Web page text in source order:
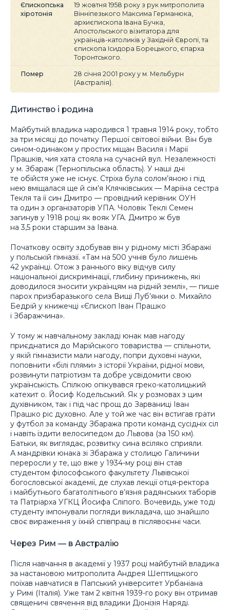
Єпископська
хіротонія
19 жовтня 1958 року з рук митрополита
Вінніпезького Максима Германюка,
архиєпископа Івана Бучка,
Апостольського візитатора для
українців-католиків у Західній Європі, та
єпископа Ісидора Борецького, єпарха
Торонтського.
Помер
28 січня 2001 року у м. Мельбурн
(Австралія).
Дитинство і родина
Майбутній владика народився 1 травня 1914 року, тобто
за три місяці до початку Першої світової війни. Він був
сином-одинаком у простих міщан Василя і Марії
Прашків, чия хата стояла на сучасній вул. Незалежності
у м. Збараж (Тернопільська область). У наші дні
те обійстя уже не існує. Стріха була солом’яною і під
нею вміщалася ще й сім’я Клячківських — Маріїна сестра
Текля та її син Дмитро — провідний керівник ОУН
та один з організаторів УПА. Чоловік Теклі Семен
загинув у 1918 році як вояк УГА. Дмитро ж був
на 3,5 роки старшим за Івана.
Початкову освіту здобував він у рідному місті Збаражі
у польській гімназії. «Там на 500 учнів було лишень
42 українці. Отож з раннього віку відчув силу
національної дискримінації, глибину принижень, які
доводилося зносити українцям на рідній землі», — пише
парох призбаразького села Вищі Луб’янки о. Михайло
Бедрій у книжечці «Єпископ Іван Прашко
і Збаражчина».
У тому ж навчальному закладі юнак мав нагоду
приєднатися до Марійського товариства — спільноти,
у якій гімназисти мали нагоду, попри духовні науки,
поповнити «білі плями» з історії України, рідної мови,
розвинути патріотизм та добре усвідомити свою
українськість. Спілкою опікувався греко-католицький
катехит о. Йосиф Кодельський. Як у розмовах з цим
духівником, так і під час прощ до Зарваниці Іван
Прашко ріс духовно. Але у той же час він встигав грати
у футбол за команду Збаража проти команд сусідніх сіл
і навіть їздити велосипедом до Львова (за 150 км).
Батьки, як виглядає, розвитку сина всіляко сприяли.
А мандрівки юнака зі Збаража у столицю Галичини
переросли у те, що вже у 1934-му році він став
студентом філософського факультету Львівської
богословської академії, де слухав лекції отця-ректора
і майбутнього багатолітнього в’язня радянських таборів
та Патріарха УГКЦ Йосифа Сліпого. Вочевидь, уже тоді
студенту імпонували погляди викладача, що знайшло
своє вираження у їхній співпраці в післявоєнні часи.
Через Рим — в Австралію
Після навчання в академії у 1937 році майбутній владика
за настановою митрополита Андрея Шептицького
поїхав навчатися в Папський університет Урбаніана
у Римі (Італія). Уже там 2 квітня 1939-го року він отримав
священичі свячення від владики Діонізія Наряді.